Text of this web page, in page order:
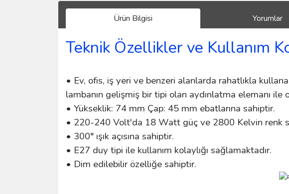
Ürün Bilgisi Yorumlar
Teknik Özellikler ve Kullanım
• Ev, ofis, iş yeri ve benzeri alanlarda rahatlıkla
lambanın gelişmiş bir tipi olan aydınlatma elemanı
• Yükseklik: 74 mm Çap: 45 mm ebatlarına sahiptir.
• 220-240 Volt'da 18 Watt güç ve 2800 Kelvin renk
• 300° ışık açısına sahiptir.
• E27 duy tipi ile kullanım kolaylığı sağlamaktadır.
• Dim edilebilir özelliğe sahiptir.